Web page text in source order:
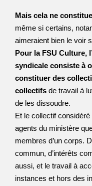
Mais cela ne
même si certains,
aimeraient bien le voir
Pour la FSU Culture,
syndicale consiste à
constituer des
collectifs de travail à
de les dissoudre.
Et le collectif
agents du ministère
membres d’un corps.
commun, d’intérêts
aussi, et le travail à
instances et hors des